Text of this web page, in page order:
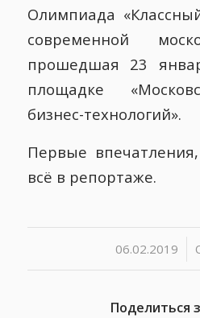
Олимпиада
современной
прошедшая 23
площадке
бизнес-технологий».
Первые
всё в репортаже.
06.02.2019
/
Поделиться